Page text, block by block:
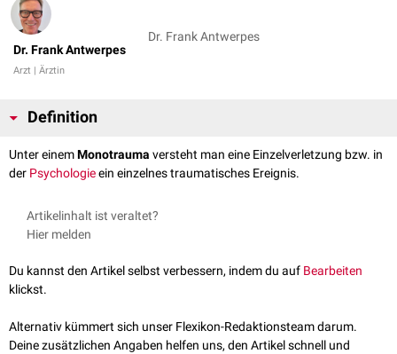
Dr. Frank Antwerpes
Arzt | Ärztin
Dr. Frank Antwerpes
Definition
Unter einemMonotrauma versteht man eine Einzelverletzung bzw. in
der Psychologieein einzelnes traumatisches Ereignis.
Artikelinhalt ist veraltet?
Hier melden
Du kannst den Artikel selbst verbessern, indem du auf Bearbeiten
klickst.
Alternativ kümmert sich unser Flexikon-Redaktionsteam darum.
Deine zusätzlichen Angaben helfen uns, den Artikel schnell und